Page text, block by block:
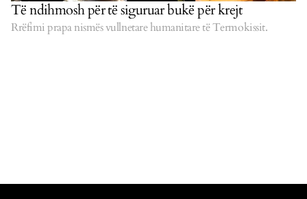
Të ndihmosh për të siguruar bukë për krejt
Rrëfimi prapa nismës vullnetare humanitare të Termokissit.